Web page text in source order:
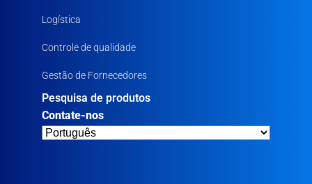
Logística
Controle de qualidade
Gestão de Fornecedores
Pesquisa de produtos
Contate-nos